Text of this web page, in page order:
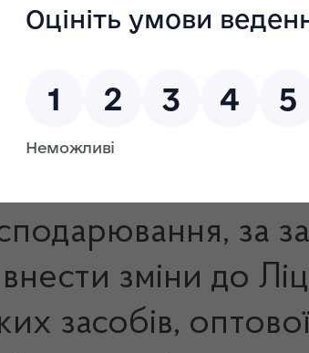
торгівля
імпорт
(крім АФІ)
Державний
нагляд
лікарськими засобами, імпорту
фармацевтичних інгредієнтів) за певним
за
зміни до
засобів,